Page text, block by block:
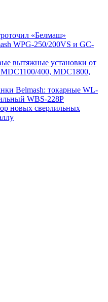
«Белмаш»
WPG-250/200VS и GC-
вытяжные установки от
400, MDС1800,
Belmash: токарные WL-
WBS-228P
новых сверлильных